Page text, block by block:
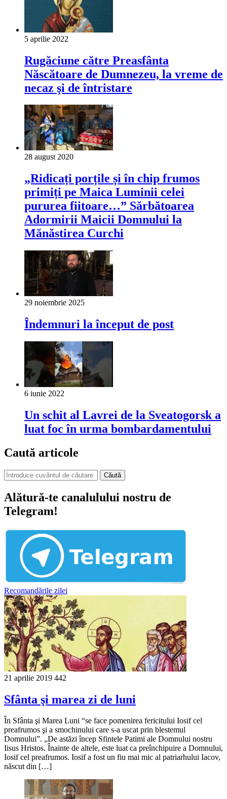
5 aprilie 2022
Rugăciune către Preasfânta
Născătoare de Dumnezeu, la vreme de
necaz şi de întristare
28 august 2020
„Ridicați porțile și în chip frumos
primiți pe Maica Luminii celei
pururea fiitoare…” Sărbătoarea
Adormirii Maicii Domnului la
Mănăstirea Curchi
29 noiembrie 2025
Îndemnuri la început de post
6 iunie 2022
Un schit al Lavrei de la Sveatogorsk a
luat foc în urma bombardamentului
Caută articole
Căută
Alătură-te canalulului nostru de
Telegram!
Recomandările zilei
21 aprilie 2019 442
Sfânta şi marea zi de luni
În Sfânta şi Marea Luni “se face pomenirea fericitului Iosif cel
preafrumos şi a smochinului care s-a uscat prin blestemul
Domnului”. „De astăzi încep Sfintele Patimi ale Domnului nostru
Iisus Hristos. Înainte de altele, este luat ca preînchipuire a Domnului,
Iosif cel preafrumos. Iosif a fost un fiu mai mic al patriarhului Iacov,
născut din […]